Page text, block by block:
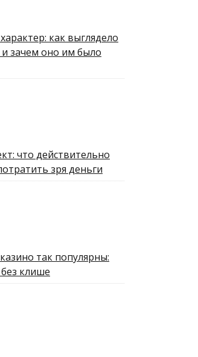
как выглядело
зачем оно им было
что действительно
зря деньги
так популярны:
клише